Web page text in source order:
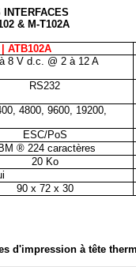
& M-T102A
ATB102A
8 V d.c. @ 2 à 12 A
RS232
4800, 9600, 19200,
ESC/PoS
IBM ® 224 caractères
20 Ko
90 x 72 x 30
d'impression à tête